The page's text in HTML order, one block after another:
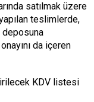
satılmak üzere
teslimlerde,
deposuna
da içeren
KDV listesi